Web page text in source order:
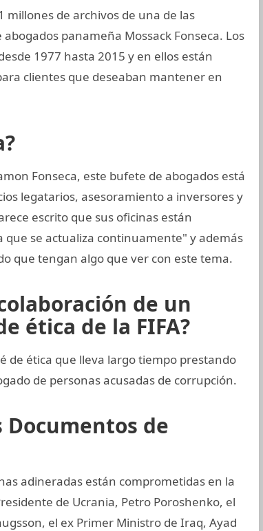
millones de archivos de una de las
panameña Mossack Fonseca. Los
1977 hasta 2015 y en ellos están
clientes que deseaban mantener en
Fonseca, este bufete de abogados está
legatarios, asesoramiento a inversores y
escrito que sus oficinas están
se actualiza continuamente" y además
que tengan algo que ver con este tema.
de un
ética de la FIFA?
de ética que lleva largo tiempo prestando
de personas acusadas de corrupción.
Documentos de
adineradas están comprometidas en la
de Ucrania, Petro Poroshenko, el
el ex Primer Ministro de Iraq, Ayad